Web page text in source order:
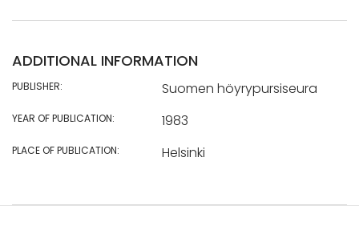
ADDITIONAL INFORMATION
PUBLISHER: Suomen höyrypursiseura
YEAR OF PUBLICATION: 1983
PLACE OF PUBLICATION: Helsinki